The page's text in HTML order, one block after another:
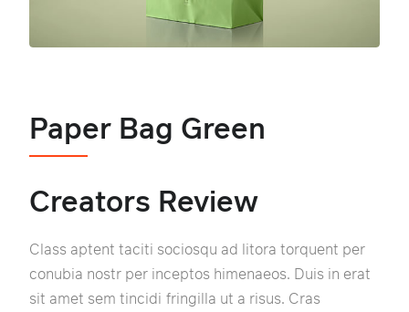
Paper Bag Green
Creators Review
Class aptent taciti sociosqu ad litora torquent per
conubia nostr per inceptos himenaeos. Duis in erat
sit amet sem tincidi fringilla ut a risus. Cras